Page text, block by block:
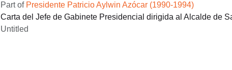
Part of Presidente Patricio Aylwin Azócar (1990-1994)
Carta del Jefe de Gabinete Presidencial dirigida al Alcalde de
Untitled